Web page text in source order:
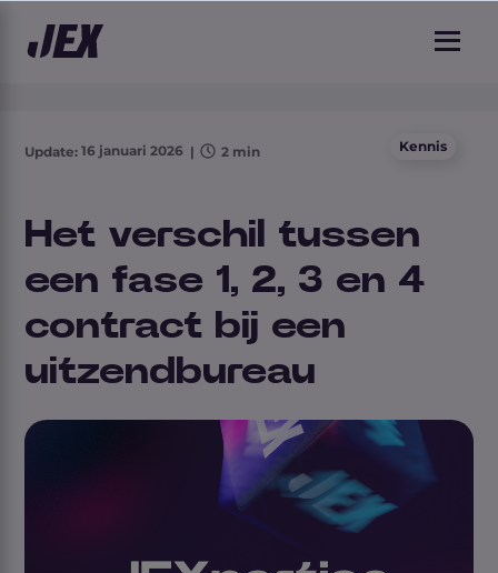
Update: 16 januari 2026 | 2 min Kennis
Het verschil tussen
een fase 1, 2, 3 en 4
contract bij een
uitzendbureau